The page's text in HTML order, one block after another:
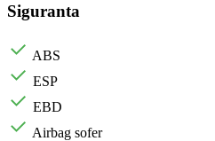
Siguranta
ABS
ESP
EBD
Airbag sofer